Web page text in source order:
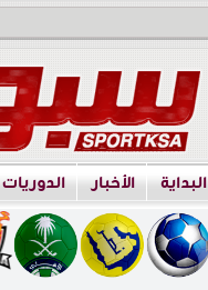
البداية الأخبار الدوريات